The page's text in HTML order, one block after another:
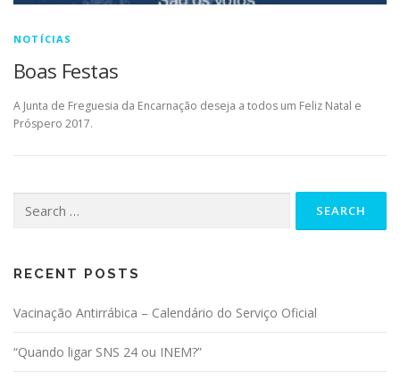
NOTÍCIAS
Boas Festas
A Junta de Freguesia da Encarnação deseja a todos um Feliz Natal e
Próspero 2017.
RECENT POSTS
Vacinação Antirrábica – Calendário do Serviço Oficial
“Quando ligar SNS 24 ou INEM?”